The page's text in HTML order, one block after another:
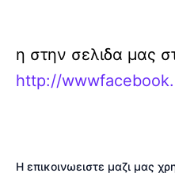
η στην σελιδα μας
http://
Η επικοινωειστε μαζι μας